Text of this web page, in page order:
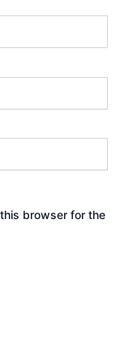
browser for the